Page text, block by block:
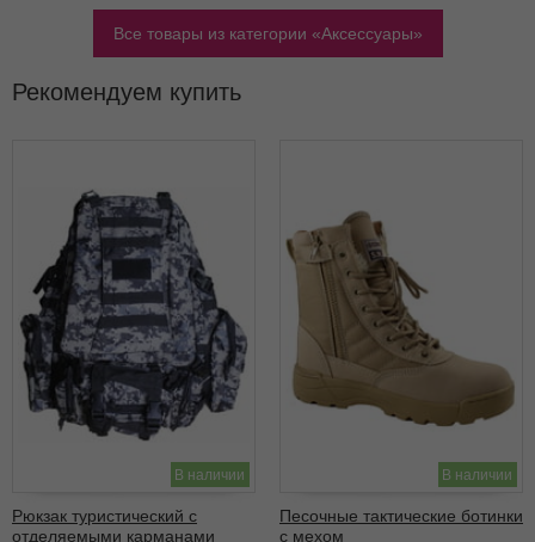
Все товары из категории Аксессуары
Рекомендуем купить
В наличии
Рюкзак туристический с
отделяемыми карманами
В наличии
Песочные тактические ботинки
с мехом